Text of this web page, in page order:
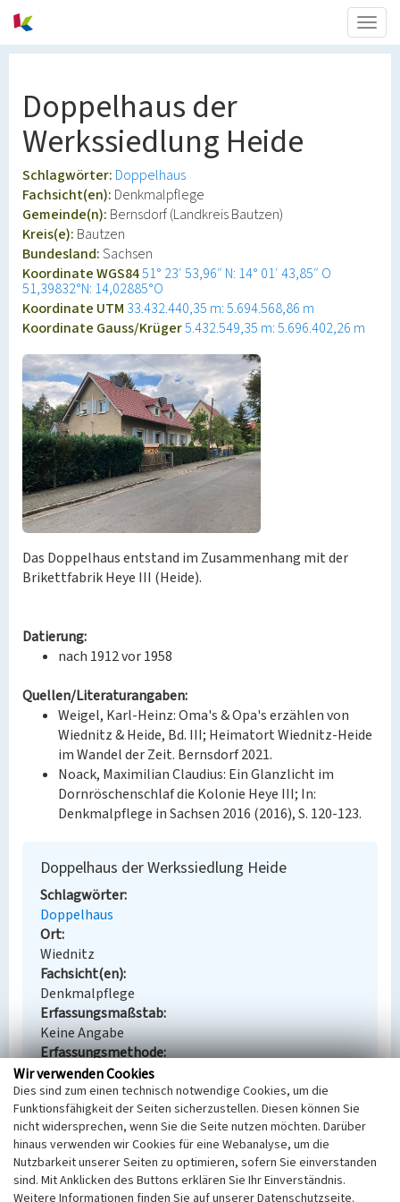
Doppelhaus der
Werkssiedlung Heide
Schlagwörter: Doppelhaus
Fachsicht(en): Denkmalpflege
Gemeinde(n): Bernsdorf (Landkreis Bautzen)
Kreis(e): Bautzen
Bundesland:Sachsen
Koordinate WGS8451° 23′ 53,96″ N: 14° 01′ 43,85″ O
51,39832°N: 14,02885°O
Koordinate UTM 33.432.440,35 m: 5.694.568,86 m
Koordinate Gauss/Krüger5.432.549,35 m: 5.696.402,26 m
Das Doppelhaus entstand im Zusammenhang mit der
Brikettfabrik Heye III (Heide).
Datierung:
nach 1912 vor 1958
Quellen/Literaturangaben:
Weigel, Karl-Heinz: Oma's & Opa's erzählen von
Wiednitz & Heide, Bd. III; Heimatort Wiednitz-Heide
im Wandel der Zeit. Bernsdorf 2021.
Noack, Maximilian Claudius: Ein Glanzlicht im
Dornröschenschlaf die Kolonie Heye III; In:
Denkmalpflege in Sachsen 2016 (2016), S. 120-123.
Doppelhaus der Werkssiedlung Heide
Schlagwörter
Doppelhaus
Ort
Wiednitz
Fachsicht(en)
Denkmalpflege
Erfassungsmaßstab
Keine Angabe
Erfassungsmethode
Übernahme aus externer Fachdatenbank
Empfohlene Zitierweise
Urheberrechtlicher Hinweis
Wir verwenden Cookies
Dies sind zum einen technisch notwendige Cookies, um die
Funktionsfähigkeit der Seiten sicherzustellen. Diesen können Sie
nicht widersprechen, wenn Sie die Seite nutzen möchten. Darüber
hinaus verwenden wir Cookies für eine Webanalyse, um die
Nutzbarkeit unserer Seiten zu optimieren, sofern Sie einverstanden
sind. Mit Anklicken des Buttons erklären Sie Ihr Einverständnis.
Weitere Informationen finden Sie auf unserer Datenschutzseite.